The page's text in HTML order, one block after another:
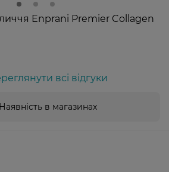
Enprani Premier Collagen
всі відгуки
Наявність в магазинах